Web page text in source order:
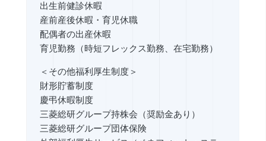
出生前健診休暇
産前産後休暇・育児休職
配偶者の出産休暇
育児勤務（時短フレックス勤務、在宅勤務）
＜その他福利厚生制度＞
財形貯蓄制度
慶弔休暇制度
三菱総研グループ持株会（奨励金あり）
三菱総研グループ団体保険